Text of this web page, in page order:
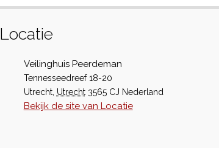
Locatie
Veilinghuis Peerdeman
Tennesseedreef 18-20
Utrecht, Utrecht 3565 CJ Nederland
Bekijk de site van Locatie